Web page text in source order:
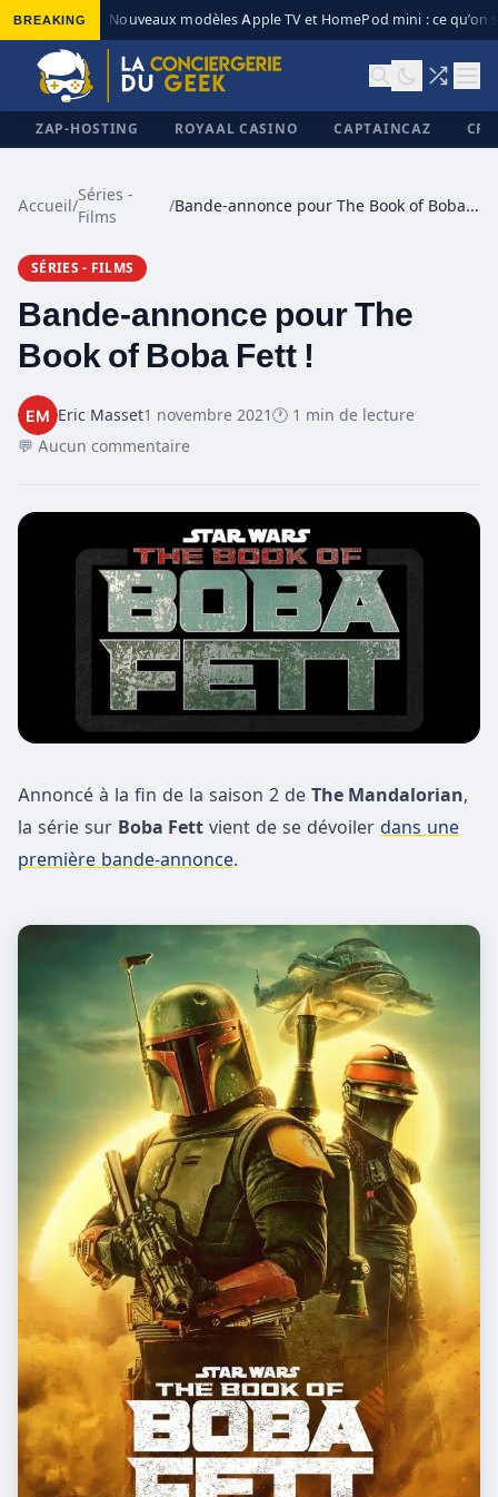
BREAKING Nouveaux modèles Apple TV et HomePod mini : ce qu’on
ZAP-HOSTING ROYAAL CASINO CAPTAINCAZ
Accueil/
Séries -
Films
/ Bande-annonce pour The Book of Boba Fett !
SÉRIES - FILMS
Bande-annonce pour The
Book of Boba Fett !
Eric Masset1 novembre 2021🕐 1 min de lecture
💬 Aucun commentaire
Annoncé à la fin de la saison 2 de The Mandalorian,
la série sur Boba Fett vient de se dévoiler dans une
première bande-annonce.